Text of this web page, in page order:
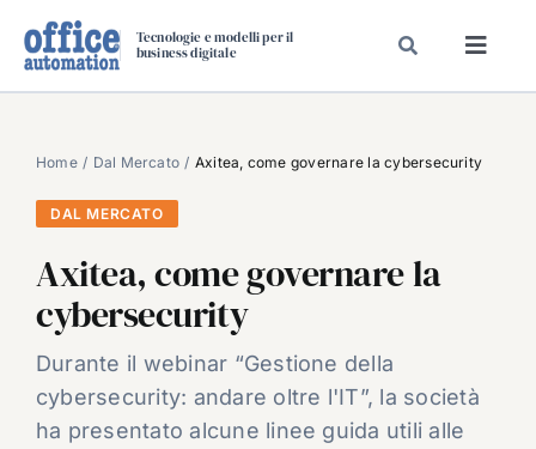
Tecnologie e modelli per il
business digitale
SPECIAL PAPER
TAVOLE ROTONDE DI REDAZIONE
CARRIERE
VIDEO
EVENTI
CHI SIAMO
Home Dal Mercato Axitea, come governare la cybersecurity
DAL MERCATO
Axitea, come governare la
cybersecurity
Durante il webinar “Gestione della
cybersecurity: andare oltre l'IT”, la società
ha presentato alcune linee guida utili alle